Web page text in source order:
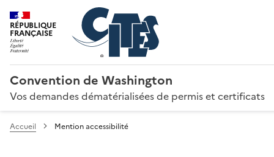
RÉPUBLIQUE
FRANÇAISE
Convention de Washington
Vos demandes dématérialisées de permis et certificats
Accueil Mention accessibilité